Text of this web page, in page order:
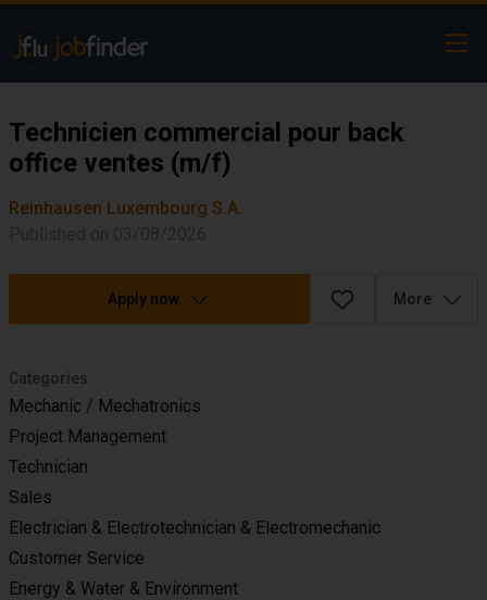
Technicien commercial pour back
office ventes (m/f)
Reinhausen Luxembourg S.A.
Apply now More
Categories
Mechanic / Mechatronics
Project Management
Technician
Sales
Electrician & Electrotechnician & Electromechanic
Customer Service
Energy & Water & Environment